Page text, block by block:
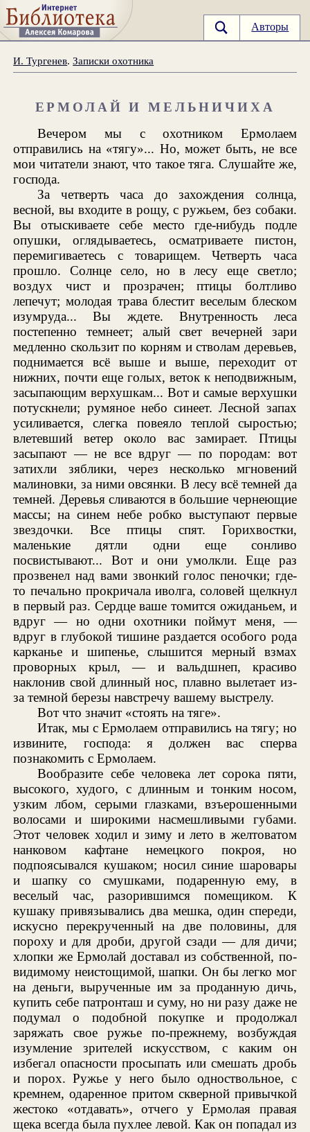
Авторы
И. Тургенев.Записки охотника
ЕРМОЛАЙ И МЕЛЬНИЧИХА
Вечером мы с охотником Ермолаем
отправились на «тягу»... Но, может быть, не все
мои читатели знают, что такое тяга. Слушайте же,
господа.
За четверть часа до захождения солнца,
весной, вы входите в рощу, с ружьем, без собаки.
Вы отыскиваете себе место где-нибудь подле
опушки, оглядываетесь, осматриваете пистон,
перемигиваетесь с товарищем. Четверть часа
прошло. Солнце село, но в лесу еще светло;
воздух чист и прозрачен; птицы болтливо
лепечут; молодая трава блестит веселым блеском
изумруда... Вы ждете. Внутренность леса
постепенно темнеет; алый свет вечерней зари
медленно скользит по корням и стволам деревьев,
поднимается всё выше и выше, переходит от
нижних, почти еще голых, веток к неподвижным,
засыпающим верхушкам... Вот и самые верхушки
потускнели; румяное небо синеет. Лесной запах
усиливается, слегка повеяло теплой сыростью;
влетевший ветер около вас замирает. Птицы
засыпают — не все вдруг — по породам: вот
затихли зяблики, через несколько мгновений
малиновки, за ними овсянки. В лесу всё темней да
темней. Деревья сливаются в большие чернеющие
массы; на синем небе робко выступают первые
звездочки. Все птицы спят. Горихвостки,
маленькие дятли одни еще сонливо
посвистывают... Вот и они умолкли. Еще раз
прозвенел над вами звонкий голос пеночки; где-
то печально прокричала иволга, соловей щелкнул
в первый раз. Сердце ваше томится ожиданьем, и
вдруг — но одни охотники поймут меня, —
вдруг в глубокой тишине раздается особого рода
карканье и шипенье, слышится мерный взмах
проворных крыл, — и вальдшнеп, красиво
наклонив свой длинный нос, плавно вылетает из-
за темной березы навстречу вашему выстрелу.
Вот что значит «стоять на тяге».
Итак, мы с Ермолаем отправились на тягу; но
извините, господа: я должен вас сперва
познакомить с Ермолаем.
Вообразите себе человека лет сорока пяти,
высокого, худого, с длинным и тонким носом,
узким лбом, серыми глазками, взъерошенными
волосами и широкими насмешливыми губами.
Этот человек ходил и зиму и лето в желтоватом
нанковом кафтане немецкого покроя, но
подпоясывался кушаком; носил синие шаровары
и шапку со смушками, подаренную ему, в
веселый час, разорившимся помещиком. К
кушаку привязывались два мешка, один спереди,
искусно перекрученный на две половины, для
пороху и для дроби, другой сзади — для дичи;
хлопки же Ермолай доставал из собственной, по-
видимому неистощимой, шапки. Он бы легко мог
на деньги, вырученные им за проданную дичь,
купить себе патронташ и суму, но ни разу даже не
подумал о подобной покупке и продолжал
заряжать свое ружье по-прежнему, возбуждая
изумление зрителей искусством, с каким он
избегал опасности просыпать или смешать дробь
и порох. Ружье у него было одноствольное, с
кремнем, одаренное притом скверной привычкой
жестоко «отдавать», отчего у Ермолая правая
щека всегда была пухлее левой. Как он попадал из